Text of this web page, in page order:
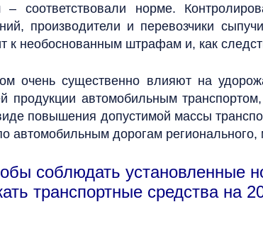
соответствовали норме.
производители и перевозчики
к необоснованным штрафам и, как
очень существенно влияют на
продукции автомобильным
повышения допустимой массы
автомобильным дорогам регионального,
соблюдать установленные
транспортные средства на